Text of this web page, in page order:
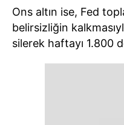
Ons altın ise, Fed
belirsizliğin
silerek haftayı 1.800